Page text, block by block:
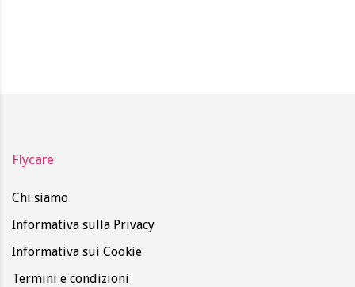
Flycare
Chi siamo
Informativa sulla Privacy
Informativa sui Cookie
Termini e condizioni